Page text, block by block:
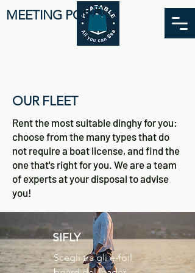
MEETING POINT
OUR FLEET
Rent the most suitable dinghy for you:
choose from the many types that do
not require a boat license, and find the
one that's right for you. We are a team
of experts at your disposal to advise
you!
SIFLY
Scegli tra gli e-foil